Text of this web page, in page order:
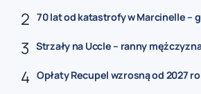
70 lat od katastrofy w Marcinelle –
Strzały na Uccle – ranny
Opłaty Recupel wzrosną od 2027